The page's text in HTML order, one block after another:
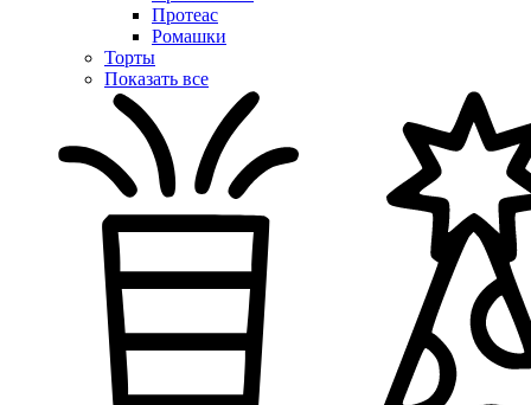
Протеас
Ромашки
Торты
Показать все